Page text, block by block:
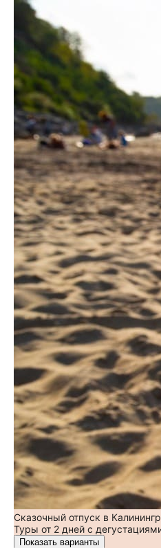
Сказочный отпуск в
Туры от 2 дней с
Показать варианты